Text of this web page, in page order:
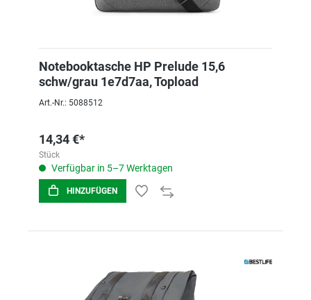
Notebooktasche HP Prelude 15,6
schw/grau 1e7d7aa, Topload
Art.-Nr.: 5088512
14,34 €*
Stück
Verfügbar in 5–7 Werktagen
HINZUFÜGEN